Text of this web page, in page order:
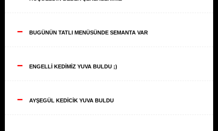
-- BUGÜNÜN TATLI MENÜSÜNDE SEMANTA VAR
-- ENGELLİ KEDİMİZ YUVA BULDU ;)
-- AYŞEGÜL KEDİCİK YUVA BULDU